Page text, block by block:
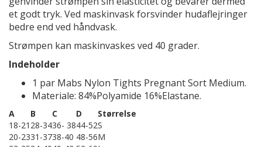
et godt tryk. Ved maskinvask forsvinder hudaflejringer
bedre end ved håndvask.
Strømpen kan maskinvaskes ved 40 grader.
Indeholder
1 par Mabs Nylon Tights Pregnant Sort Medium.
Materiale: 84%Polyamide 16%Elastane.
A B C D
Størrelse
18-21 28-3436- 3844-52S
20-2331-3738-40 48-56M